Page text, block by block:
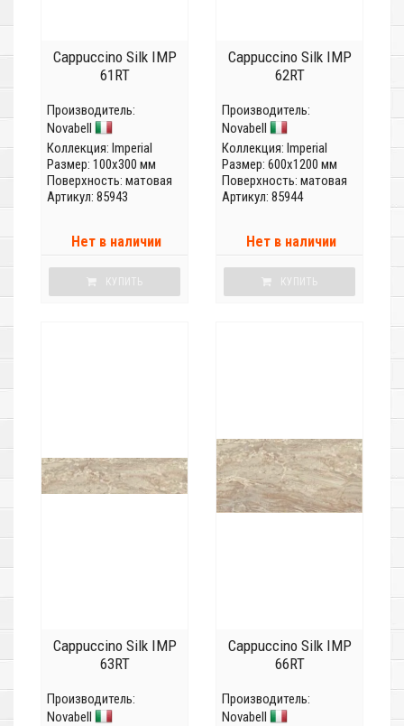
Cappuccino Silk IMP
61RT
Производитель:
Novabell
Коллекция: Imperial
Размер: 100x300 мм
Поверхность: матовая
Артикул: 85943
Нет в наличии
КУПИТЬ
Cappuccino Silk IMP
62RT
Производитель:
Novabell
Коллекция: Imperial
Размер: 600x1200 мм
Поверхность: матовая
Артикул: 85944
Нет в наличии
КУПИТЬ
Cappuccino Silk IMP
63RT
Производитель:
Novabell
Cappuccino Silk IMP
66RT
Производитель:
Novabell